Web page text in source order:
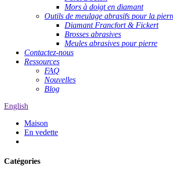
Mors à doigt en diamant
Outils de meulage abrasifs pour la
Diamant Francfort & Fickert
Brosses abrasives
Meules abrasives pour pierre
Contactez-nous
Ressources
FAQ
Nouvelles
Blog
English
Maison
En vedette
Catégories